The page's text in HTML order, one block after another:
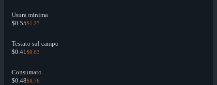
Usura minima
$0.55$1.23
Testato sul campo
$0.41$0.63
Consumato
$0.48$0.76